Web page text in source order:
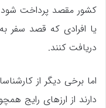
کشور مقصد پرداخت شود
یا افرادی که قصد سفر
دریافت کنند.
اما برخی دیگر از
دارند از ارز‌های رایج